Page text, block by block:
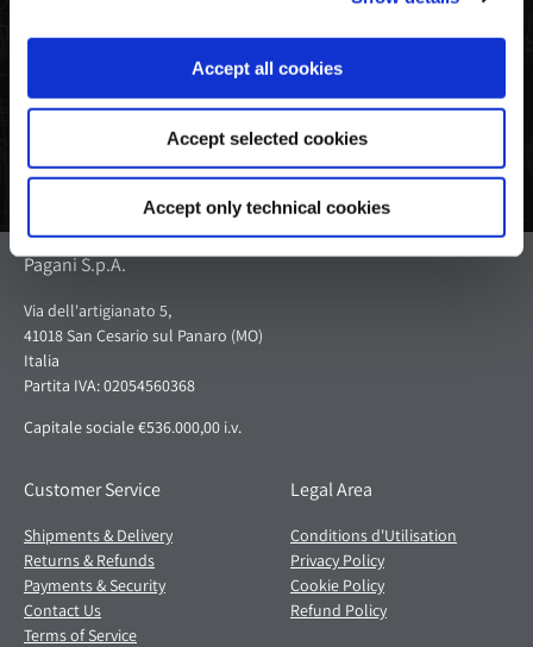
Accept all cookies
Accept selected cookies
Accept only technical cookies
Pagani S.p.A.
Via dell'artigianato 5,
41018 San Cesario sul Panaro (MO)
Italia
Partita IVA: 02054560368
Capitale sociale €536.000,00 i.v.
Customer Service
Shipments & Delivery
Returns & Refunds
Payments & Security
Contact Us
Terms of Service
Legal Area
Conditions d'Utilisation
Privacy Policy
Cookie Policy
Refund Policy